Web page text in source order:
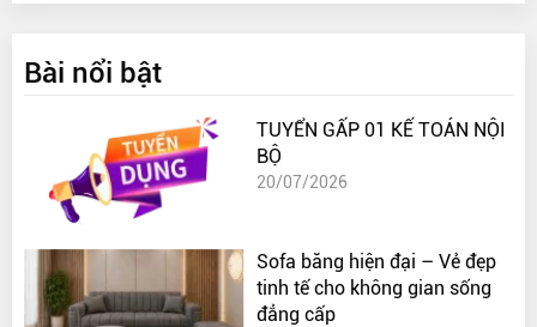
Bài nổi bật
TUYỂN GẤP 01 KẾ TOÁN NỘI
BỘ
20/07/2026
Sofa băng hiện đại – Vẻ đẹp
tinh tế cho không gian sống
đẳng cấp